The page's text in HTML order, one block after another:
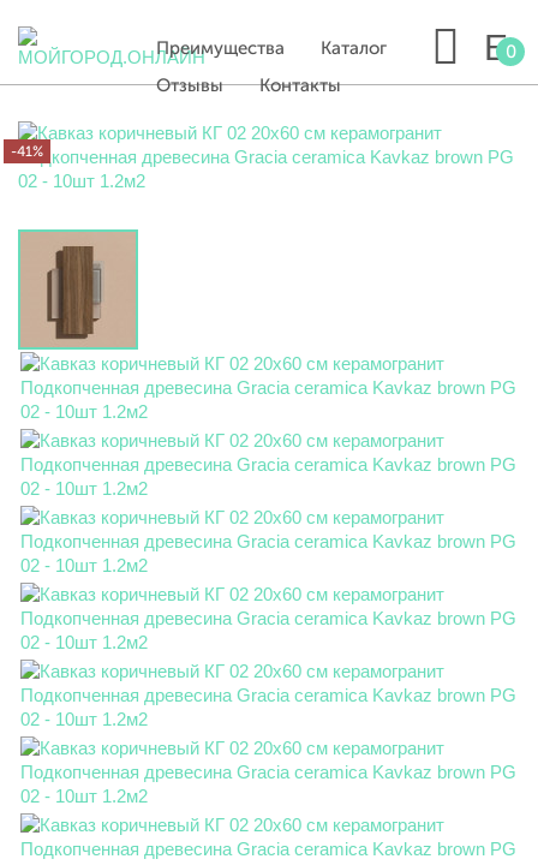
Преимущества
Каталог
Отзывы
Контакты
0
-41%